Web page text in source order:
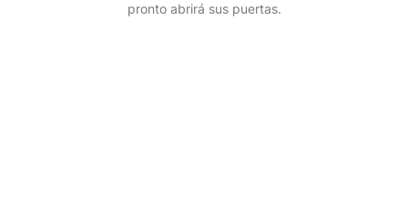
pronto abrirá sus puertas.